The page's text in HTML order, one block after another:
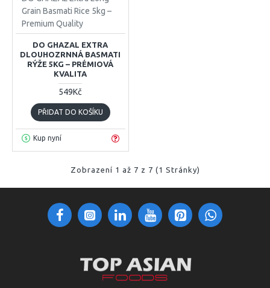
Grain Basmati Rice 5kg –
Premium Quality
DO GHAZAL EXTRA
DLOUHOZRNNÁ BASMATI
RÝŽE 5KG – PRÉMIOVÁ
KVALITA
549Kč
PŘIDAT DO KOŠÍKU
Kup nyní
Zobrazení 1 až 7 z 7 (1 Stránky)